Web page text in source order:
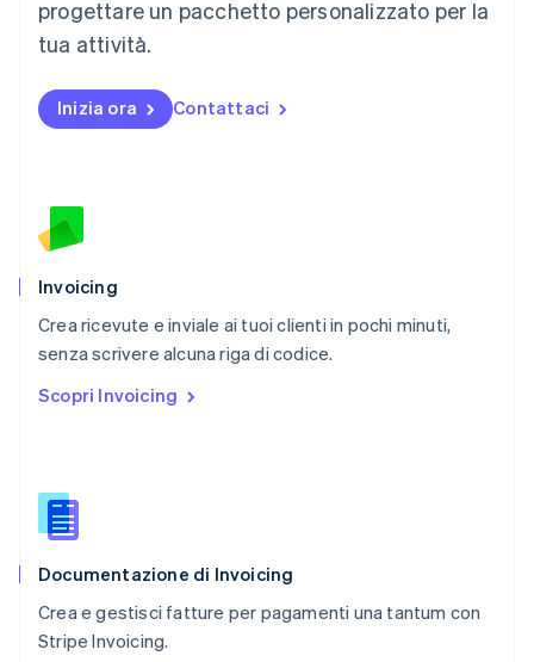
progettare un pacchetto personalizzato per la
tua attività.
Inizia ora Contattaci
Invoicing
Crea ricevute e inviale ai tuoi clienti in pochi minuti,
senza scrivere alcuna riga di codice.
Scopri Invoicing
Documentazione di Invoicing
Crea e gestisci fatture per pagamenti una tantum con
Stripe Invoicing.
Español English
Norvegia
Nuova Zelanda
English
Paesi Bassi
English
Portogallo
RAS di Hong Kong, Cina
English
Regno Unito
English
English
English
Slovacchia
Slovenia
Spagna
EspañolEnglish